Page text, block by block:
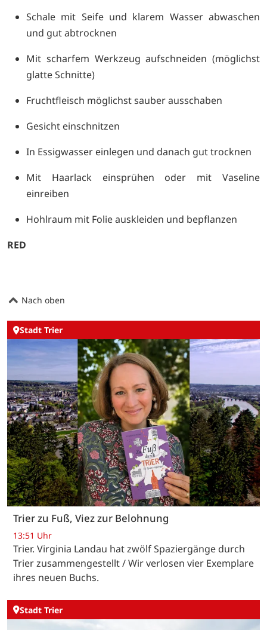
Schale mit Seife und klarem Wasser abwaschen
und gut abtrocknen
Mit scharfem Werkzeug aufschneiden (möglichst
glatte Schnitte)
Fruchtfleisch möglichst sauber ausschaben
Gesicht einschnitzen
In Essigwasser einlegen und danach gut trocknen
Mit Haarlack einsprühen oder mit Vaseline
einreiben
Hohlraum mit Folie auskleiden und bepflanzen
RED
Nach oben
Stadt Trier
Trier zu Fuß, Viez zur Belohnung
13:51 Uhr
Trier. Virginia Landau hat zwölf Spaziergänge durch
Trier zusammengestellt / Wir verlosen vier Exemplare
ihres neuen Buchs.
Stadt Trier